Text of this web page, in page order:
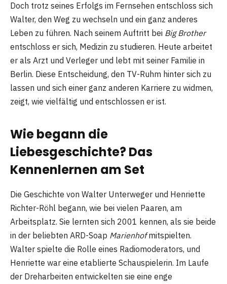
Doch trotz seines Erfolgs im Fernsehen entschloss sich
Walter, den Weg zu wechseln und ein ganz anderes
Leben zu führen. Nach seinem Auftritt bei Big Brother
entschloss er sich, Medizin zu studieren. Heute arbeitet
er als Arzt und Verleger und lebt mit seiner Familie in
Berlin. Diese Entscheidung, den TV-Ruhm hinter sich zu
lassen und sich einer ganz anderen Karriere zu widmen,
zeigt, wie vielfältig und entschlossen er ist.
Wie begann die
Liebesgeschichte? Das
Kennenlernen am Set
Die Geschichte von Walter Unterweger und Henriette
Richter-Röhl begann, wie bei vielen Paaren, am
Arbeitsplatz. Sie lernten sich 2001 kennen, als sie beide
in der beliebten ARD-Soap Marienhofmitspielten.
Walter spielte die Rolle eines Radiomoderators, und
Henriette war eine etablierte Schauspielerin. Im Laufe
der Dreharbeiten entwickelten sie eine enge